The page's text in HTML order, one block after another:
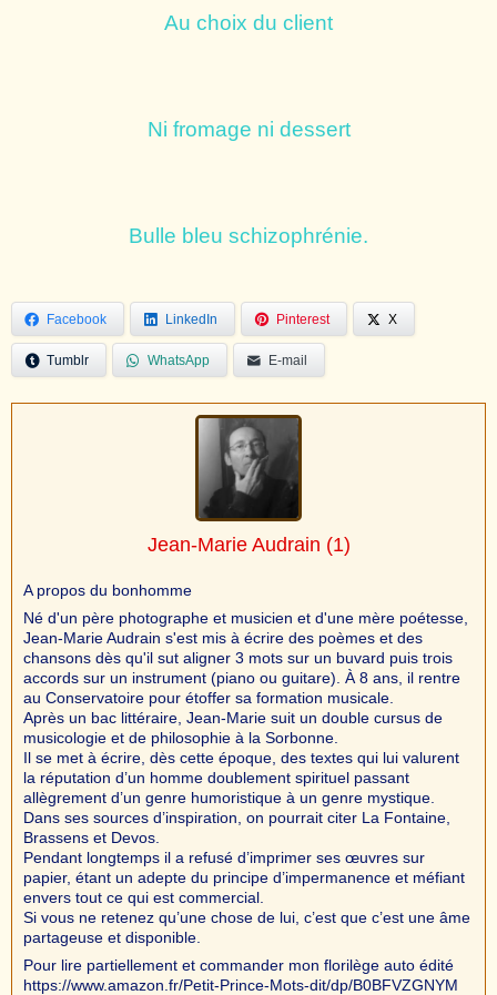
Au choix du client
Ni fromage ni dessert
Bulle bleu schizophrénie.
Facebook LinkedIn Pinterest X
Tumblr WhatsApp E-mail
Jean-Marie Audrain (1)
A propos du bonhomme
Né d'un père photographe et musicien et d'une mère poétesse,
Jean-Marie Audrain s'est mis à écrire des poèmes et des
chansons dès qu'il sut aligner 3 mots sur un buvard puis trois
accords sur un instrument (piano ou guitare). À 8 ans, il rentre
au Conservatoire pour étoffer sa formation musicale.
Après un bac littéraire, Jean-Marie suit un double cursus de
musicologie et de philosophie à la Sorbonne.
Il se met à écrire, dès cette époque, des textes qui lui valurent
la réputation d’un homme doublement spirituel passant
allègrement d’un genre humoristique à un genre mystique.
Dans ses sources d’inspiration, on pourrait citer La Fontaine,
Brassens et Devos.
Pendant longtemps il a refusé d’imprimer ses œuvres sur
papier, étant un adepte du principe d’impermanence et méfiant
envers tout ce qui est commercial.
Si vous ne retenez qu’une chose de lui, c’est que c’est une âme
partageuse et disponible.
Pour lire partiellement et commander mon florilège auto édité
https://www.amazon.fr/Petit-Prince-Mots-dit/dp/B0BFVZGNYM